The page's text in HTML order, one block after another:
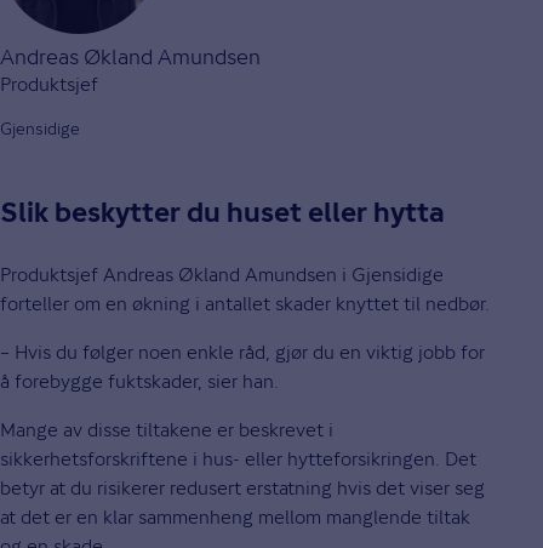
Andreas Økland Amundsen
Produktsjef
Gjensidige
Slik beskytter du huset eller hytta
Produktsjef Andreas Økland Amundsen i Gjensidige
forteller om en økning i antallet skader knyttet til nedbør.
– Hvis du følger noen enkle råd, gjør du en viktig jobb for
å forebygge fuktskader, sier han.
Mange av disse tiltakene er beskrevet i
sikkerhetsforskriftene i hus- eller hytteforsikringen. Det
betyr at du risikerer redusert erstatning hvis det viser seg
at det er en klar sammenheng mellom manglende tiltak